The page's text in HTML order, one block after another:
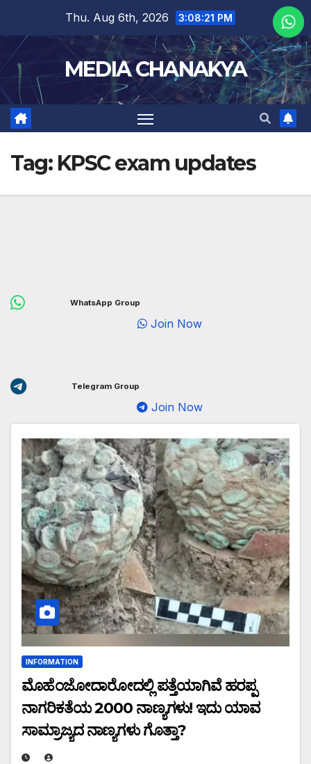
Thu. Aug 6th, 2026 3:08:21 PM
MEDIA CHANAKYA
Tag: KPSC exam updates
WhatsApp Group
Join Now
Telegram Group
Join Now
INFORMATION
ಮೊಹೆಂಜೋದಾರೋದಲ್ಲಿ ಪತ್ತೆಯಾಗಿವೆ ಹರಪ್ಪ
ನಾಗರಿಕತೆಯ 2000 ನಾಣ್ಯಗಳು! ಇದು ಯಾವ
ಸಾಮ್ರಾಜ್ಯದ ನಾಣ್ಯಗಳು ಗೊತ್ತಾ?